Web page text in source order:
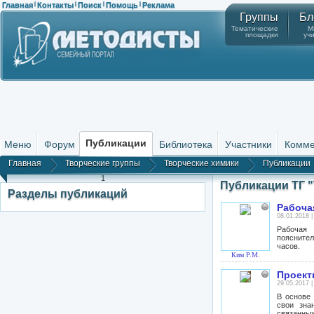
Главная | Контакты | Поиск | Помощь | Реклама
Группы
Тематические
площадки
Меню Форум Публикации Библиотека Участники
Главная Творческие группы Творческие химики Публикации
1
Разделы публикаций
Публикации ТГ
Ким Р.М.
08.01.2018 |
часов.
29.05.2017 |
В основе
свои